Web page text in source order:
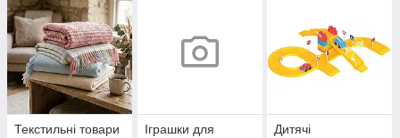
Текстильні товари
Іграшки для
Дитячі